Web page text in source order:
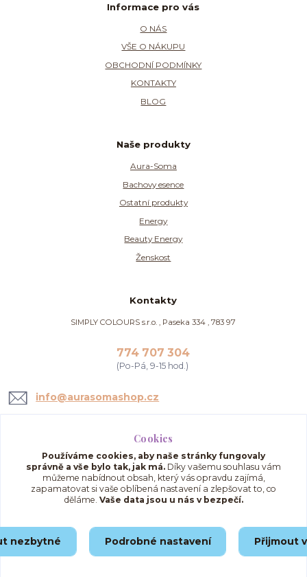
Informace pro vás
O NÁS
VŠE O NÁKUPU
OBCHODNÍ PODMÍNKY
KONTAKTY
BLOG
Naše produkty
Aura-Soma
Bachovy esence
Ostatní produkty
Energy
Beauty Energy
Ženskost
Kontakty
SIMPLY COLOURS s.r.o. , Paseka 334 , 783 97
774 707 304
(Po-Pá, 9-15 hod.)
info@aurasomashop.cz
Upravit sběr cookies.
© 2025 AuraSomaShop.cz – provozovatel Simply Colours s.r.o., IČO: 02562286, se
sídlem Paseka 334, 783 97, Česká republika.
Cookies
Používáme cookies, aby naše stránky fungovaly
správně a vše bylo tak, jak má. Díky vašemu souhlasu vám
můžeme nabídnout obsah, který vás opravdu zajímá,
zapamatovat si vaše oblíbená nastavení a zlepšovat to, co
děláme. Vaše data jsou u nás v bezpečí.
nezbytné Podrobné nastavení Přijmout